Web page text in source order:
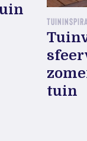
tuin